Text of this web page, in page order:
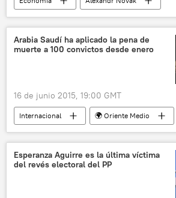
José Manuel Soria
Repsol
petróleo
gas
Rusia
Arabia Saudí ha aplicado la pena de
muerte a 100 convictos desde enero
16 de junio 2015, 19:00 GMT
Internacional
🌍 Oriente Medio
Arabia Saudita
Irán
Norte
Sarah Leah Whitson
Human Rights
pena de muerte
noticias
Esperanza Aguirre es la última víctima
del revés electoral del PP